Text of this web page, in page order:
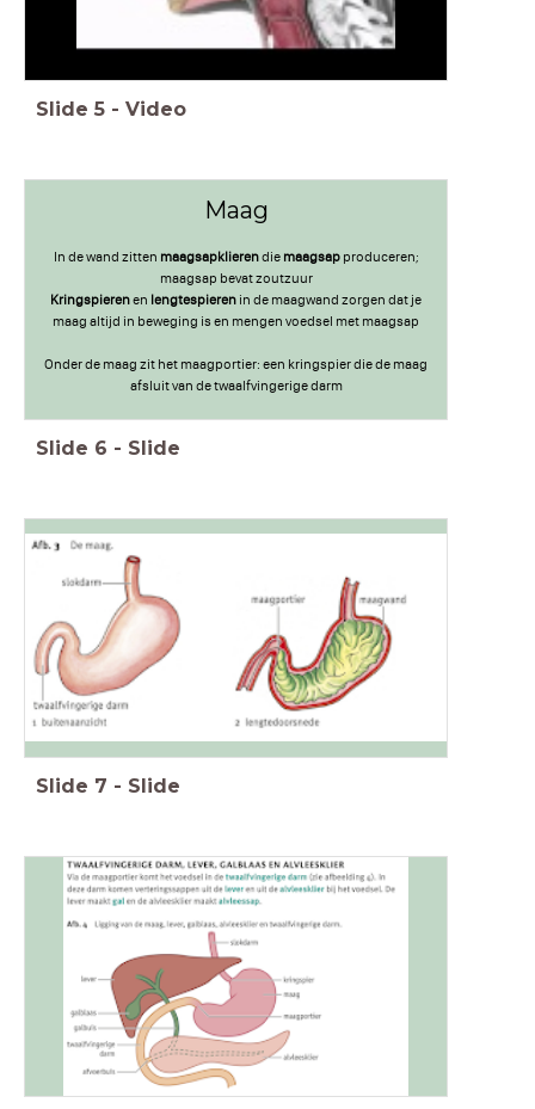
Slide 5 - Video
Maag
In de wand zitten maagsapklierendie maagsapproduceren;
maagsap bevat zoutzuur
Kringspierenen lengtespieren in de maagwand zorgen dat je
maag altijd in beweging is en mengen voedsel met maagsap
Onder de maag zit het maagportier: een kringspier die de maag
afsluit van de twaalfvingerige darm
Slide 6 - Slide
Slide 7 - Slide